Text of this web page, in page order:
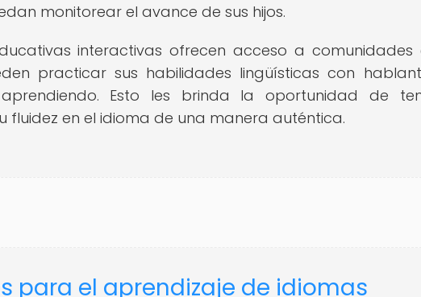
monitorear el avance de sus hijos.
interactivas ofrecen acceso a comunidades
practicar sus habilidades lingüísticas con
Esto les brinda la oportunidad de
fluidez en el idioma de una manera auténtica.
para el aprendizaje de idiomas